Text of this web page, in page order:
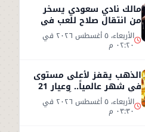
مالك نادي سعودي يسخر
من انتقال صلاح للعب في
تركيا ورفضه روشن الأربعاء، ٥ أغسطس ٢٠٢٦ في
٠٢:٢٠ م
الذهب يقفز لأعلى مستوى
في شهر عالمياً.. وعيار 21
يسجل 5930 جنيهاً الأربعاء، ٥ أغسطس ٢٠٢٦ في
٠٣:٣٠ م